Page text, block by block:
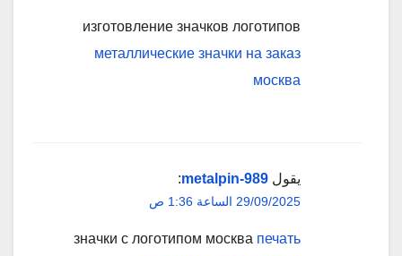
изготовление значков логотипов
металлические значки на заказ
москва
يقول metalpin-989
:
29/09/2025 الساعة 1:36 ص
значки с логотипом москва печать